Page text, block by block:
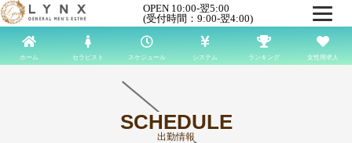
OPEN 10:00-翌5:00
(受付時間：9:00-翌4:00)
ホーム セラピスト スケジュール システム ランキング 女性用求人
SCHEDULE
出勤情報